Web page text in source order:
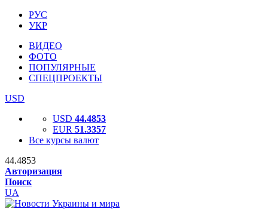
РУС
УКР
ВИДЕО
ФОТО
ПОПУЛЯРНЫЕ
СПЕЦПРОЕКТЫ
USD
USD 44.4853
EUR 51.3357
Все курсы валют
44.4853
Авторизация
Поиск
UA